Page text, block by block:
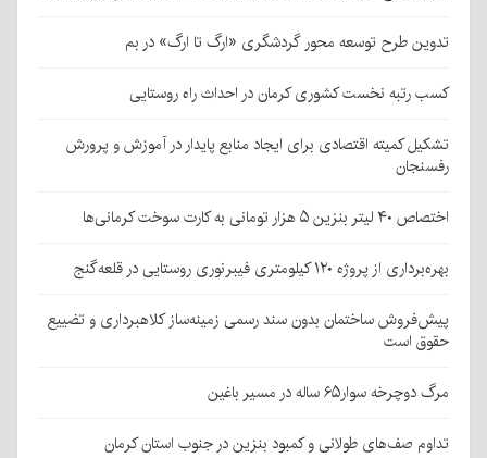
تدوین طرح توسعه محور گردشگری «ارگ تا ارگ» در بم
کسب رتبه نخست کشوری کرمان در احداث راه روستایی
تشکیل کمیته اقتصادی برای ایجاد منابع پایدار در آموزش و پرورش
رفسنجان
اختصاص ۴۰ لیتر بنزین ۵ هزار تومانی به کارت سوخت کرمانی‌ها
بهره‌برداری از پروژه ۱۲۰ کیلومتری فیبرنوری روستایی در قلعه‌گنج
پیش‌فروش ساختمان بدون سند رسمی زمینه‌ساز کلاهبرداری و تضییع
حقوق است
مرگ دوچرخه سوار۶۵ ساله در مسیر باغین
تداوم صف‌های طولانی و کمبود بنزین در جنوب استان کرمان